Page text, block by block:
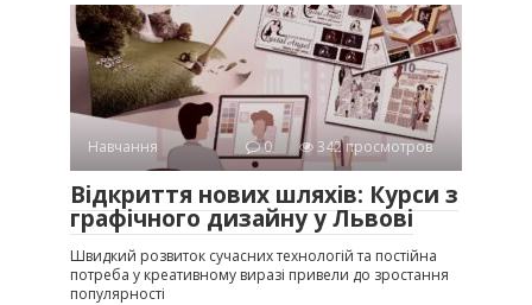
Навчання 0 342 просмотров
Відкриття нових шляхів: Курси з
графічного дизайну у Львові
Швидкий розвиток сучасних технологій та постійна
потреба у креативному виразі привели до зростання
популярності